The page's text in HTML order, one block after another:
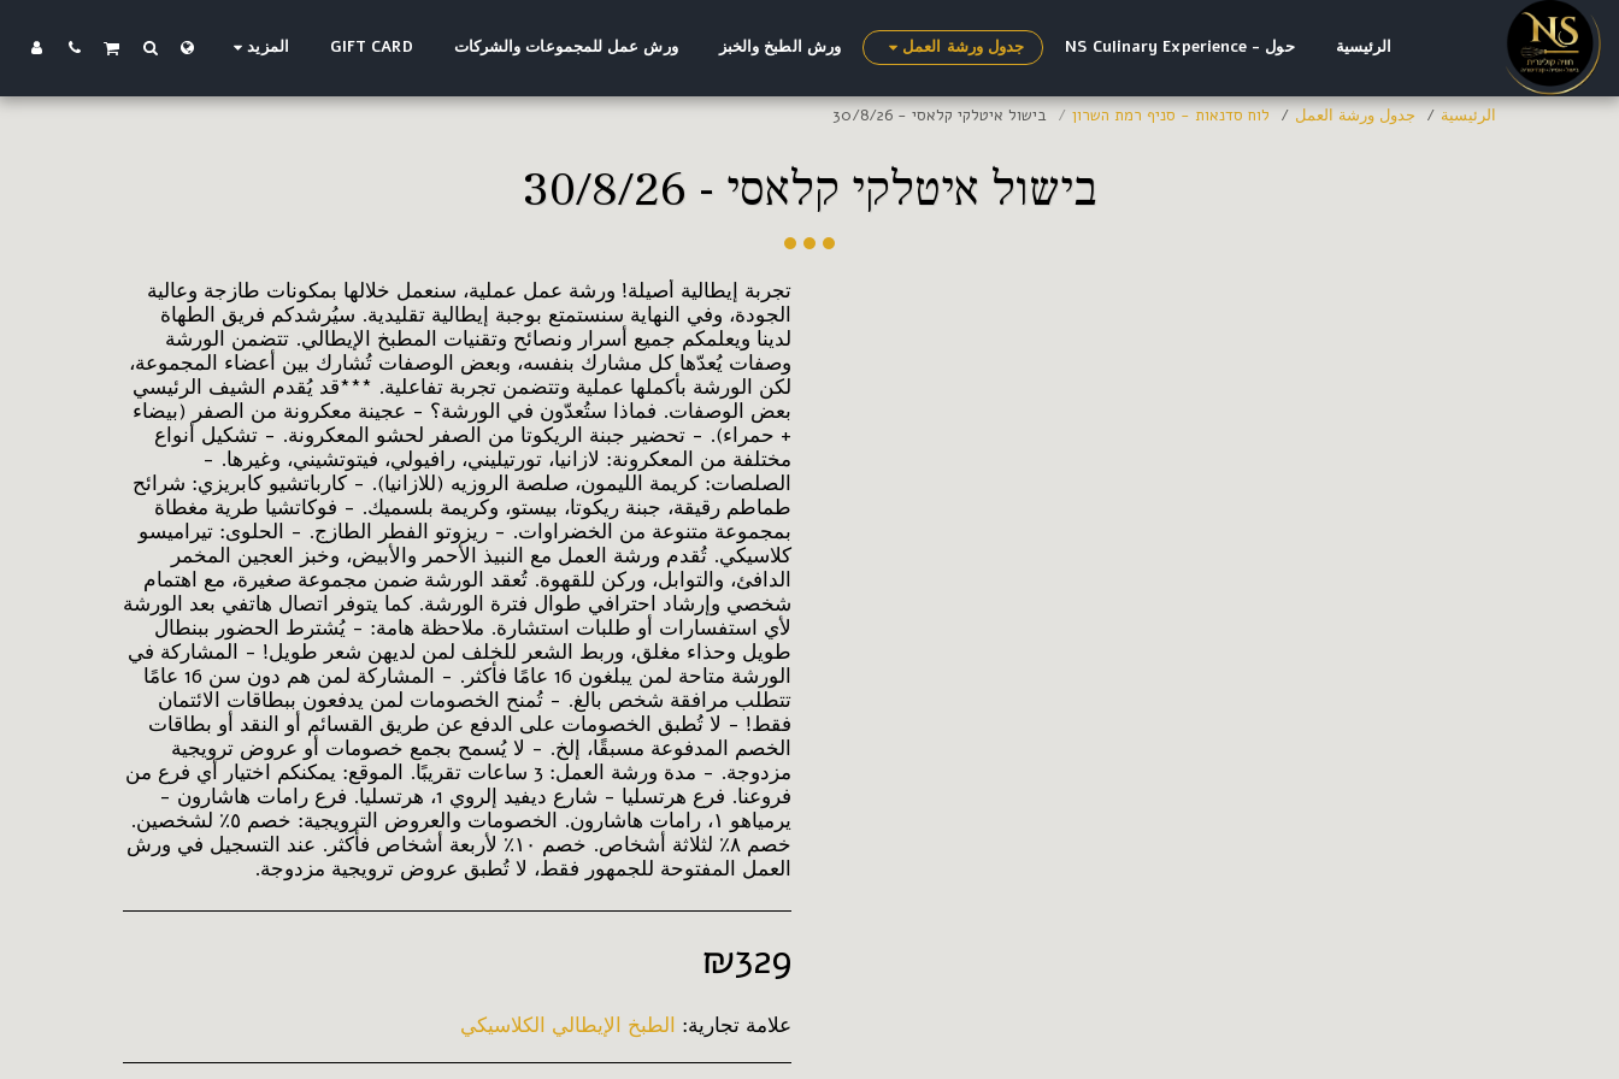
الرئيسية حول - NS Culinary Experience جدول ورشة العمل ورش الطبخ والخبز ورش عمل للمجموعات والشركات GIFT CARD المزيد
الرئيسية جدول ورشة العمل לוח סדנאות - סניף רמת השרון בישול איטלקי קלאסי - 30/8/26
בישול איטלקי קלאסי - 30/8/26
تجربة إيطالية أصيلة! ورشة عمل عملية، سنعمل خلالها بمكونات طازجة وعالية
الجودة، وفي النهاية سنستمتع بوجبة إيطالية تقليدية. سيُرشدكم فريق الطهاة
لدينا ويعلمكم جميع أسرار ونصائح وتقنيات المطبخ الإيطالي. تتضمن الورشة
وصفات يُعدّها كل مشارك بنفسه، وبعض الوصفات تُشارك بين أعضاء المجموعة،
لكن الورشة بأكملها عملية وتتضمن تجربة تفاعلية. ***قد يُقدم الشيف الرئيسي
بعض الوصفات. فماذا ستُعدّون في الورشة؟ - عجينة معكرونة من الصفر (بيضاء
+ حمراء). - تحضير جبنة الريكوتا من الصفر لحشو المعكرونة. - تشكيل أنواع
مختلفة من المعكرونة: لازانيا، تورتيليني، رافيولي، فيتوتشيني، وغيرها. -
الصلصات: كريمة الليمون، صلصة الروزيه (للازانيا). - كارباتشيو كابريزي: شرائح
طماطم رقيقة، جبنة ريكوتا، بيستو، وكريمة بلسميك. - فوكاتشيا طرية مغطاة
بمجموعة متنوعة من الخضراوات. - ريزوتو الفطر الطازج. - الحلوى: تيراميسو
كلاسيكي. تُقدم ورشة العمل مع النبيذ الأحمر والأبيض، وخبز العجين المخمر
الدافئ، والتوابل، وركن للقهوة. تُعقد الورشة ضمن مجموعة صغيرة، مع اهتمام
شخصي وإرشاد احترافي طوال فترة الورشة. كما يتوفر اتصال هاتفي بعد الورشة
لأي استفسارات أو طلبات استشارة. ملاحظة هامة: - يُشترط الحضور ببنطال
طويل وحذاء مغلق، وربط الشعر للخلف لمن لديهن شعر طويل! - المشاركة في
الورشة متاحة لمن يبلغون 16 عامًا فأكثر. - المشاركة لمن هم دون سن 16 عامًا
تتطلب مرافقة شخص بالغ. - تُمنح الخصومات لمن يدفعون ببطاقات الائتمان
فقط! - لا تُطبق الخصومات على الدفع عن طريق القسائم أو النقد أو بطاقات
الخصم المدفوعة مسبقًا، إلخ. - لا يُسمح بجمع خصومات أو عروض ترويجية
مزدوجة. - مدة ورشة العمل: 3 ساعات تقريبًا. الموقع: يمكنكم اختيار أي فرع من
فروعنا. فرع هرتسليا - شارع ديفيد إلروي 1، هرتسليا. فرع رامات هاشارون -
يرمياهو ١، رامات هاشارون. الخصومات والعروض الترويجية: خصم ٥٪ لشخصين.
خصم ٨٪ لثلاثة أشخاص. خصم ١٠٪ لأربعة أشخاص فأكثر. عند التسجيل في ورش
العمل المفتوحة للجمهور فقط، لا تُطبق عروض ترويجية مزدوجة.
₪329
علامة تجارية: الطبخ الإيطالي الكلاسيكي